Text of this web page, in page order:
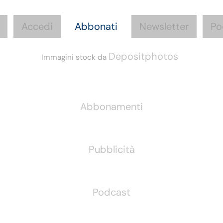
Accedi Abbonati Newsletter
Immagini stock da Depositphotos
Abbonamenti
Pubblicità
Podcast